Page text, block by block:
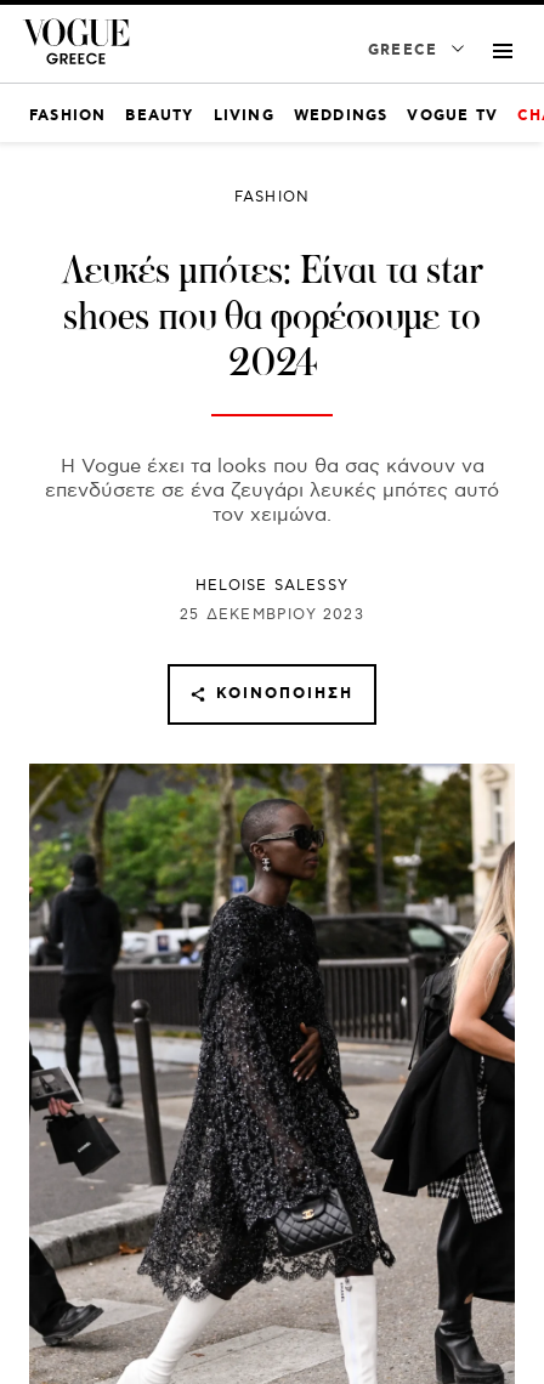
GREECE
FASHION BEAUTY LIVING WEDDINGS VOGUE TV
FASHION
Λευκές μπότες: Είναι τα star
shoes που θα φορέσουμε το
2024
Η Vogue έχει τα looks που θα σας κάνουν να
επενδύσετε σε ένα ζευγάρι λευκές μπότες αυτό
τον χειμώνα.
HELOISE SALESSY
25 ΔΕΚΕΜΒΡΊΟΥ 2023
ΚΟΙΝΟΠΟΊΗΣΗ